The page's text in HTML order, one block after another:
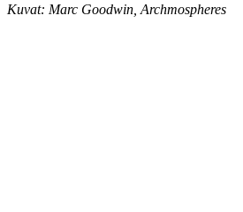
Kuvat: Marc Goodwin, Archmospheres